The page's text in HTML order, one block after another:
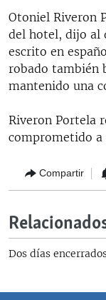
Otoniel Riveron
del hotel, dijo al
escrito en
robado también
mantenido una
Riveron Portela
comprometido a
Compartir
Dos días